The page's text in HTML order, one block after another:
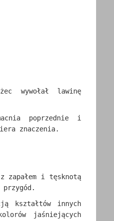
wywołał lawinę
poprzednie i
znaczenia.
zapałem i tęsknotą
kształtów innych
jaśniejących